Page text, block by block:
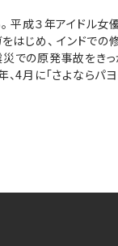
平成３年アイドル
はじめ、 インドでの
での原発事故をき
4月に「さよならパヨ